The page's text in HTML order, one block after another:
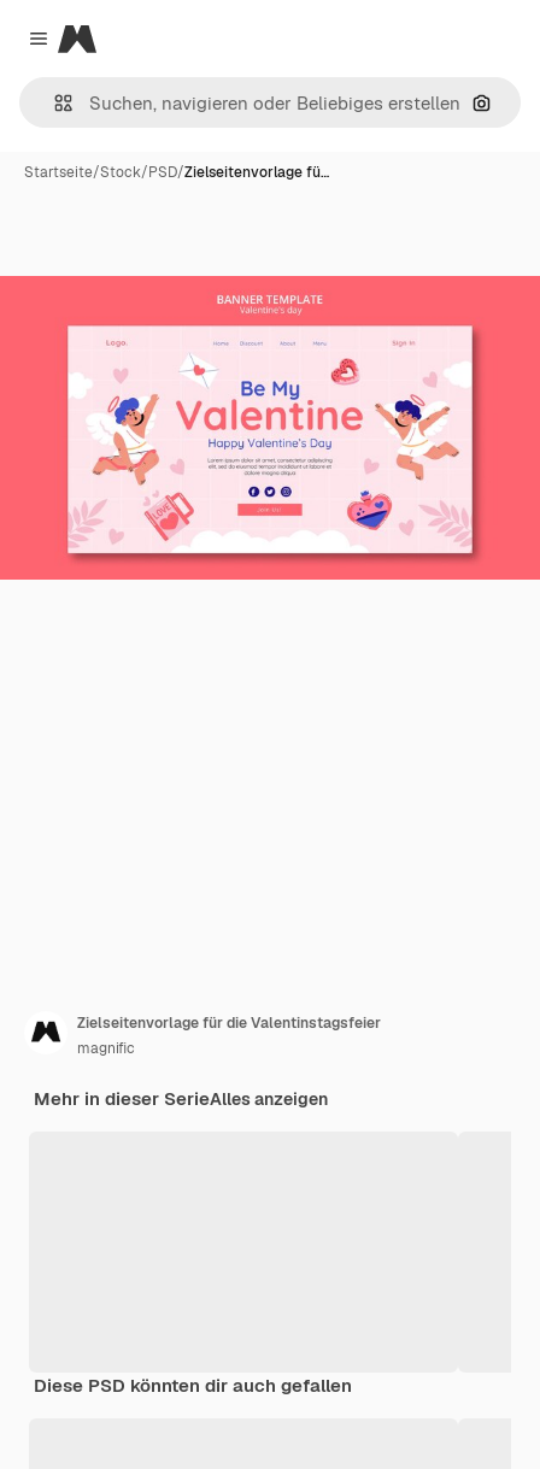
Close menu
Magnific
Nach
Startseite/Stock/PSD/Zielseitenvorlage fü…
Zielseitenvorlage für die Valentinstagsfeier
magnific
Mehr in dieser SerieAlles anzeigen
Diese PSD könnten dir auch gefallen